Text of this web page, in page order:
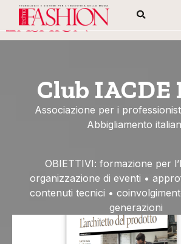
Club
Associazione per i
Abbigliamento
OBIETTIVI: formazione per
organizzazione di eventi •
contenuti tecnici •
generazioni